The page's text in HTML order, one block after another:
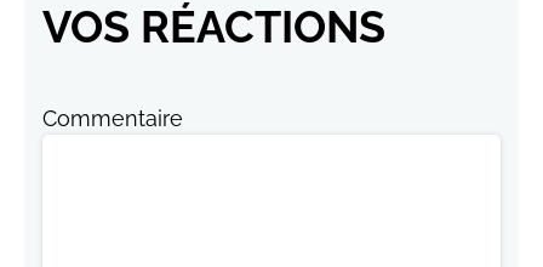
VOS RÉACTIONS
Commentaire